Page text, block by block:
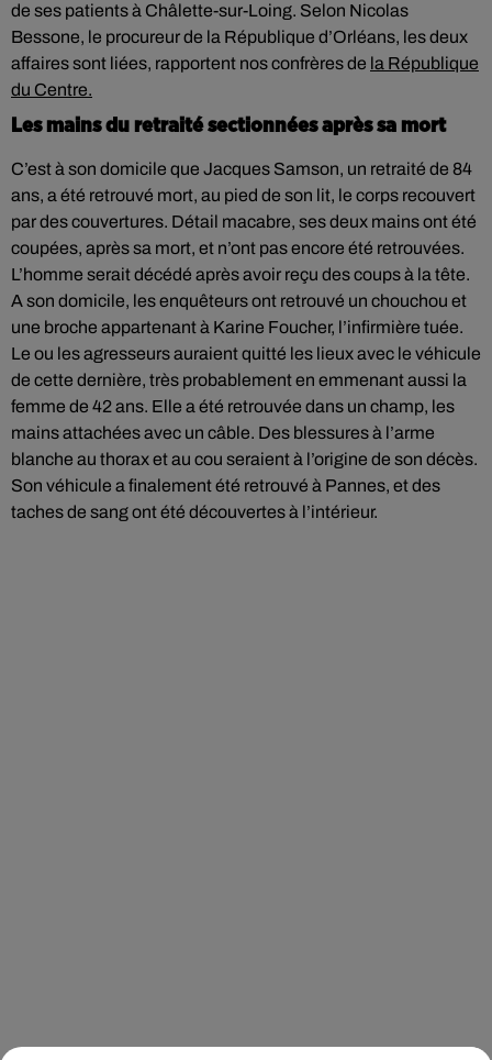
de ses patients à Châlette-sur-Loing. Selon Nicolas
Bessone, le procureur de la République d’Orléans, les deux
affaires sont liées, rapportent nos confrères de la République
du Centre.
Les mains du retraité sectionnées après sa mort
C’est à son domicile que Jacques Samson, un retraité de 84
ans, a été retrouvé mort, au pied de son lit, le corps recouvert
par des couvertures. Détail macabre, ses deux mains ont été
coupées, après sa mort, et n’ont pas encore été retrouvées.
L’homme serait décédé après avoir reçu des coups à la tête.
A son domicile, les enquêteurs ont retrouvé un chouchou et
une broche appartenant à Karine Foucher, l’infirmière tuée.
Le ou les agresseurs auraient quitté les lieux avec le véhicule
de cette dernière, très probablement en emmenant aussi la
femme de 42 ans. Elle a été retrouvée dans un champ, les
mains attachées avec un câble. Des blessures à l’arme
blanche au thorax et au cou seraient à l’origine de son décès.
Son véhicule a finalement été retrouvé à Pannes, et des
taches de sang ont été découvertes à l’intérieur.